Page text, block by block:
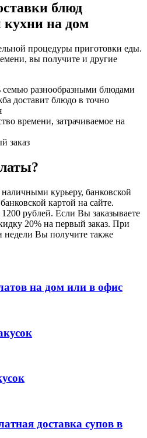
блюд
кухни на дом
процедуры приготовки еды.
вы получите и другие
семью разнообразными блюдами
доставит блюдо в точно
времени, затрачиваемое на
заказ
курьеру, банковской
картой на сайте.
рублей. Если Вы заказываете
20% на первый заказ. При
недели Вы получите также
на дом или в офис
доставка супов в